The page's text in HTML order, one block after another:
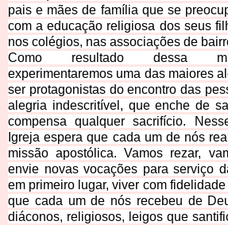
pais e mães de família que se
com a educação religiosa dos seus
nos colégios, nas associações de
Como resultado dessa
experimentaremos uma das maiores
ser protagonistas do encontro das
alegria indescritível, que enche de
compensa qualquer sacrifício.
Igreja espera que cada um de nós
missão apostólica. Vamos rezar,
envie novas vocações para serviço
em primeiro lugar, viver com
que cada um de nós recebeu de
diáconos, religiosos, leigos que